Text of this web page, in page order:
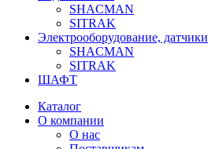
SHACMAN
SITRAK
Электрооборудование, датчики
SHACMAN
SITRAK
ШАФТ
Каталог
О компании
О нас